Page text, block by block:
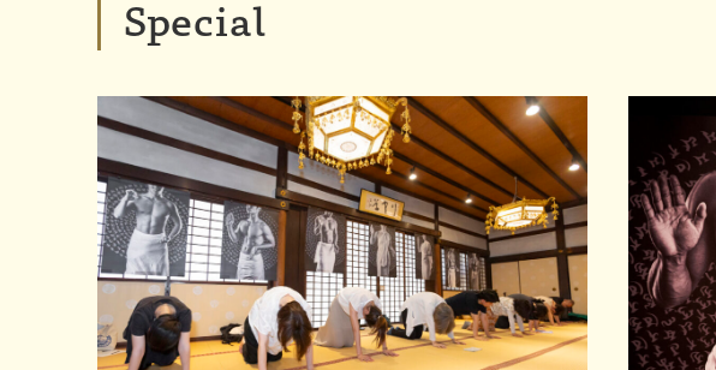
Special